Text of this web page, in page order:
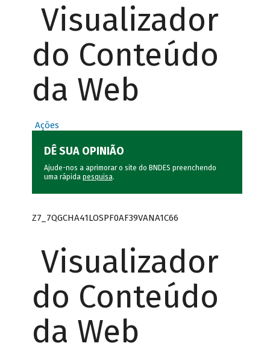
Visualizador
do Conteúdo
da Web
Ações
DÊ SUA OPINIÃO
Ajude-nos a aprimorar o site do BNDES preenchendo
uma rápida pesquisa.
Z7_7QGCHA41LOSPF0AF39VANA1C66
Visualizador
do Conteúdo
da Web